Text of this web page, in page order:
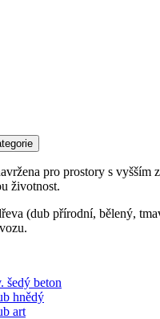
pro prostory s vyšším
životnost.
(dub přírodní, bělený,
šedý beton
hnědý
art